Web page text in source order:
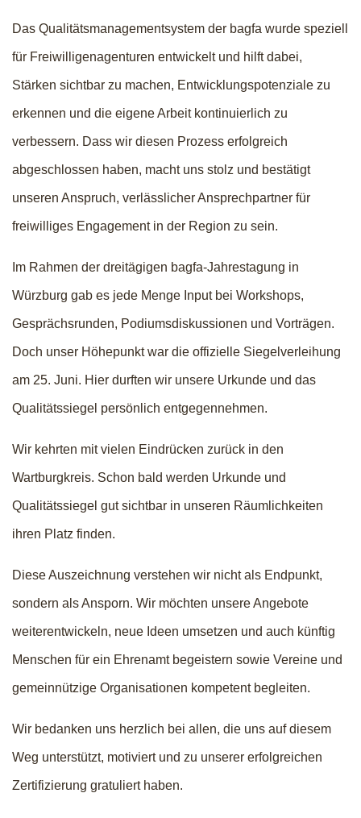
Das Qualitätsmanagementsystem der bagfa wurde speziell
für Freiwilligenagenturen entwickelt und hilft dabei,
Stärken sichtbar zu machen, Entwicklungspotenziale zu
erkennen und die eigene Arbeit kontinuierlich zu
verbessern. Dass wir diesen Prozess erfolgreich
abgeschlossen haben, macht uns stolz und bestätigt
unseren Anspruch, verlässlicher Ansprechpartner für
freiwilliges Engagement in der Region zu sein.
Im Rahmen der dreitägigen bagfa-Jahrestagung in
Würzburg gab es jede Menge Input bei Workshops,
Gesprächsrunden, Podiumsdiskussionen und Vorträgen.
Doch unser Höhepunkt war die offizielle Siegelverleihung
am 25. Juni. Hier durften wir unsere Urkunde und das
Qualitätssiegel persönlich entgegennehmen.
Wir kehrten mit vielen Eindrücken zurück in den
Wartburgkreis. Schon bald werden Urkunde und
Qualitätssiegel gut sichtbar in unseren Räumlichkeiten
ihren Platz finden.
Diese Auszeichnung verstehen wir nicht als Endpunkt,
sondern als Ansporn. Wir möchten unsere Angebote
weiterentwickeln, neue Ideen umsetzen und auch künftig
Menschen für ein Ehrenamt begeistern sowie Vereine und
gemeinnützige Organisationen kompetent begleiten.
Wir bedanken uns herzlich bei allen, die uns auf diesem
Weg unterstützt, motiviert und zu unserer erfolgreichen
Zertifizierung gratuliert haben.